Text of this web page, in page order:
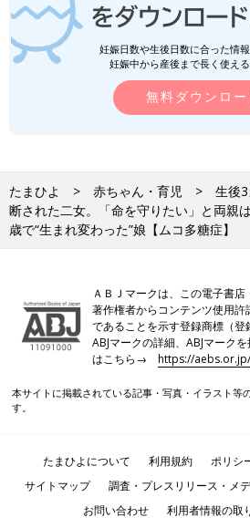
移植後、元気になって台湾へ戻った美
活では気をつけなければいけないこと
は、日焼けで皮膚にGVHDという合併
あるため長袖・長ズボンを着ることや
砂場遊びや水泳や温泉も禁止、など。
また、腸にGVHDが起こったり、感染に
るから、刺激物や生ものを食べるのは
るものを共有してはいけないこと、食事
いと行った感染予防を徹底した生活を
生活で気をつけることはありましたが
間、美月は1度も風邪をひかず元気に過
妊娠日数や生後日数に合った情
妊娠中から産後まで長く使え
無料ダウンロー
たまひよ 赤ちゃん・育児
生後
断された二女。「命を守りたい」と両親
歳で“生まれ変わった”娘【ムコ多糖症】
ＡＢＪマークは、この電子書店
著作権者からコンテンツ使用
であることを示す登録商標（登
ABJマークの詳細、ABJマーク
はこちら→https://
本サイトに掲載されている記事・写真・イラスト等
す。
たまひよについて 利用規約 ポリシ
サイトマップ
調査・プレスリリース・メ
お問い合わせ
利用者情報の取